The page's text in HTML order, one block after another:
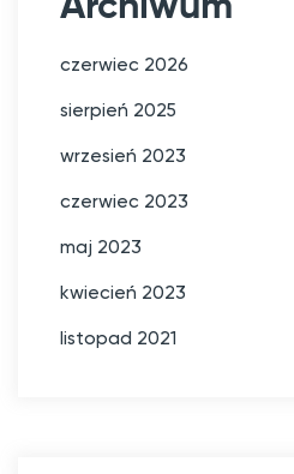
Archiwum
czerwiec 2026
sierpień 2025
wrzesień 2023
czerwiec 2023
maj 2023
kwiecień 2023
listopad 2021